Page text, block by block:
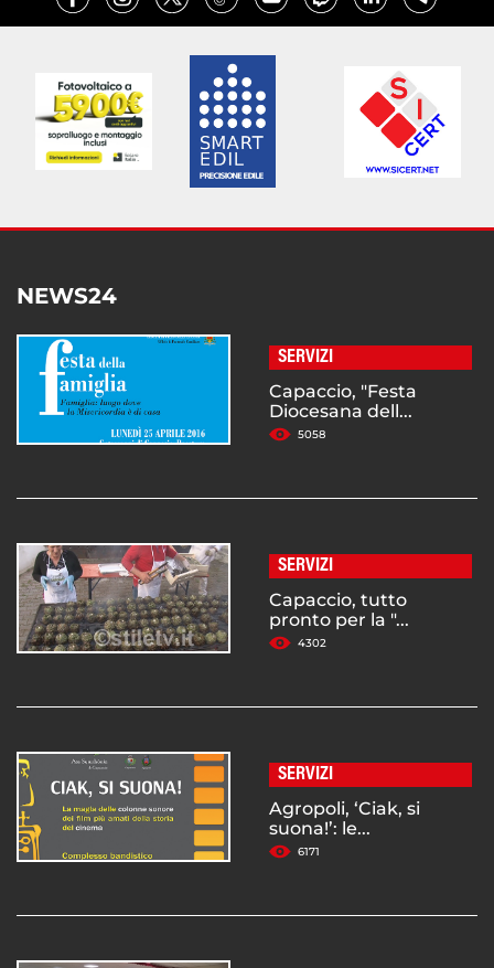
NEWS24
SERVIZI
Capaccio, "Festa
Diocesana dell...
5058
SERVIZI
Capaccio, tutto
pronto per la "...
4302
SERVIZI
Agropoli, ‘Ciak, si
suona!’: le...
6171